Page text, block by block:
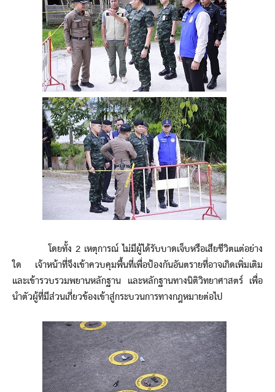
โดยทั้ง 2 เหตุการณ์ ไม่มีผู้ได้รับบาดเจ็บหรือเสียชีวิตแต่อย่าง
ใด เจ้าหน้าที่จึงเข้าควบคุมพื้นที่เพื่อป้องกันอันตรายที่อาจเกิดเพิ่มเติม
และเข้ารวบรวมพยานหลักฐาน และหลักฐานทางนิติวิทยาศาสตร์ เพื่อ
นำตัวผู้ที่มีส่วนเกี่ยวข้องเข้าสู่กระบวนการทางกฎหมายต่อไป